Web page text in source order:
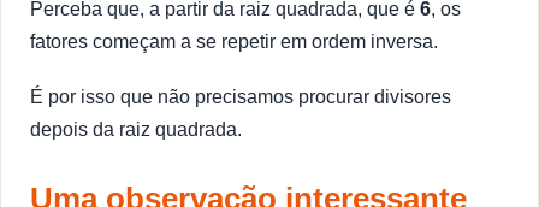
Perceba que, a partir da raiz quadrada, que é 6, os
fatores começam a se repetir em ordem inversa.
É por isso que não precisamos procurar divisores
depois da raiz quadrada.
Uma observação interessante